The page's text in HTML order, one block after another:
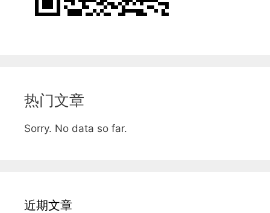
热门文章
Sorry. No data so far.
近期文章